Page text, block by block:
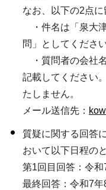
なお、以下の2点に
・件名は「泉大
問」としてください
・質問者の会社
記載してください
たしません。
メール送信先：
質疑に関する回答
おいて以下日程の
第1回目回答：令
最終回答：令和7